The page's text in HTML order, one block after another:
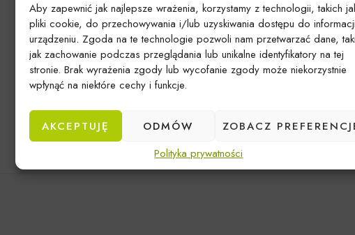
Aby zapewnić jak najlepsze wrażenia, korzystamy z technologii, takich
pliki cookie, do przechowywania i/lub uzyskiwania dostępu do
urządzeniu. Zgoda na te technologie pozwoli nam przetwarzać dane,
jak zachowanie podczas przeglądania lub unikalne identyfikatory na tej
stronie. Brak wyrażenia zgody lub wycofanie zgody może niekorzystnie
wpłynąć na niektóre cechy i funkcje.
AKCEPTUJĘ ODMÓW
ZOBACZ
Polityka prywatności
Brak produktów spełniających kryteria